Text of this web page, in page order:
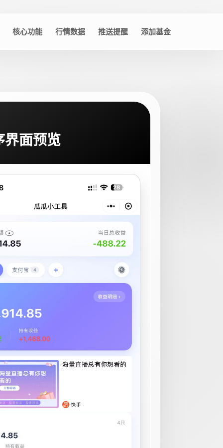
核心功能 行情数据 推送提醒 添加基金
界面预览